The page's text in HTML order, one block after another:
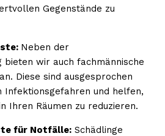
Gegenstände zu
Neben der
bieten wir auch fachmännische
Diese sind ausgesprochen
Infektionsgefahren und helfen,
Ihren Räumen zu reduzieren.
für Notfälle: Schädlinge